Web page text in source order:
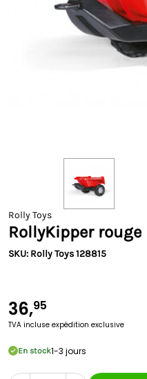
Rolly Toys
RollyKipper rouge
SKU: Rolly Toys 128815
36,95
TVA incluse expédition exclusive
En stock1-3 jours